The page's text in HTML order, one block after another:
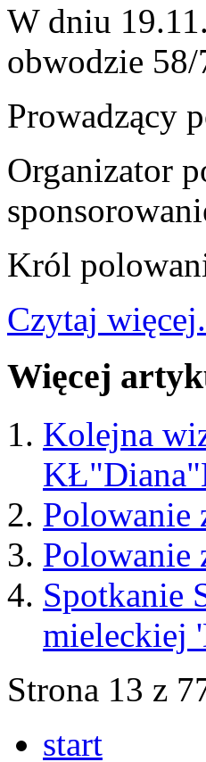
W dniu
obwodzie 58/
Prowadzący
Organizator
Król
Czytaj
Więcej
Kolejna
Polowanie
Polowanie
Spotkanie
mieleckiej
Strona 13 z
start